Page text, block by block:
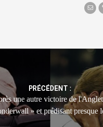
PRÉCÉDENT :
une autre victoire de
» et prédisant presque